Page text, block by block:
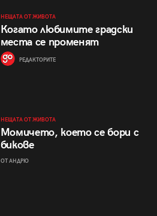
НЕЩАТА ОТ ЖИВОТА
Когато любимите градски
места се променят
РЕДАКТОРИТЕ
НЕЩАТА ОТ ЖИВОТА
Момичето, което се бори с
бикове
ОТ АНДРЮ